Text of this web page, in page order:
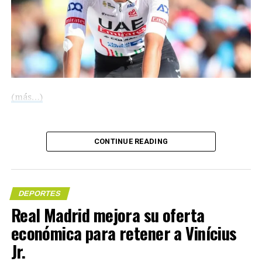
(más…)
Me gusta esto:
CONTINUE READING
DEPORTES
Real Madrid mejora su oferta
económica para retener a Vinícius
Jr.